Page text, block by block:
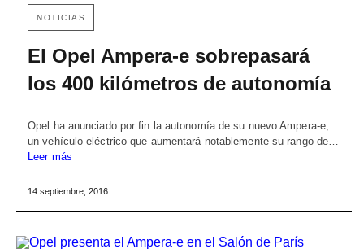
NOTICIAS
El Opel Ampera-e sobrepasará
los 400 kilómetros de autonomía
Opel ha anunciado por fin la autonomía de su nuevo Ampera-e,
un vehículo eléctrico que aumentará notablemente su rango de…
Leer más
14 septiembre, 2016